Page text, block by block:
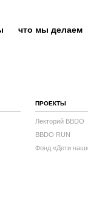
что мы делаем
ПРОЕКТЫ
Лекторий BBDO
BBDO RUN
Фонд «Дети